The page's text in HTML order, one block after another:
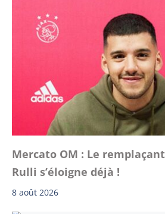
Mercato OM : Le
Rulli s’éloigne déjà !
8 août 2026